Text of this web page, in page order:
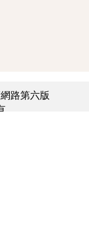
路第六版